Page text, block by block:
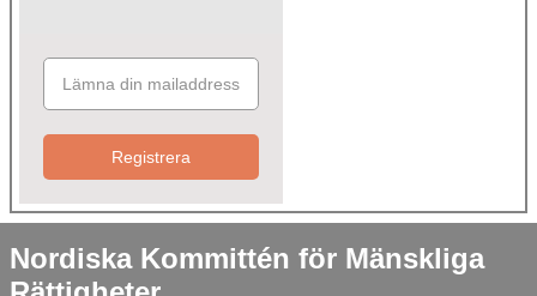
Registrera
Nordiska Kommittén för Mänskliga